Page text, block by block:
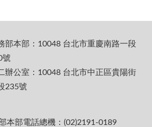
部本部：10048 台北市重慶南路一段
號
辦公室：10048 台北市中正區貴陽街
235號
本部電話總機：(02)2191-0189